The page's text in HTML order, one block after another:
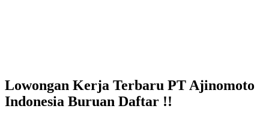
Lowongan Kerja Terbaru PT Ajinomoto
Indonesia Buruan Daftar !!